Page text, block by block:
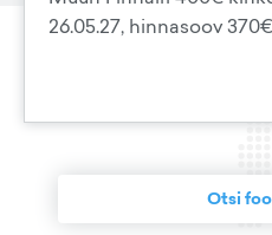
26.05.27, hinnasoov
Otsi